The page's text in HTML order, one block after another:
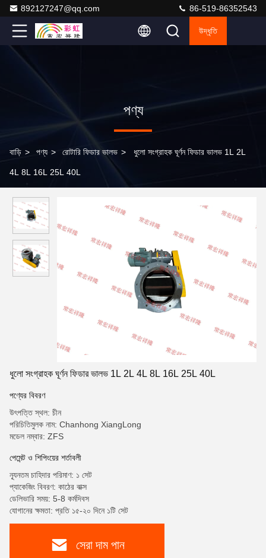
892127247@qq.com 86-519-86352543
উদ্ধৃতি
পণ্য
বাড়ি > পণ্য > রোটারি ফিডার ভালভ > ধুলো সংগ্রাহক ঘূর্ণন ফিডার ভালভ 1L 2L
4L 8L 16L 25L 40L
ধুলো সংগ্রাহক ঘূর্ণন ফিডার ভালভ 1L 2L 4L 8L 16L 25L 40L
পণ্যের বিবরণ
উৎপত্তি স্থল: চীন
পরিচিতিমুলক নাম: Chanhong XiangLong
মডেল নম্বার: ZFS
পেমেন্ট ও শিপিংয়ের শর্তাবলী
ন্যূনতম চাহিদার পরিমাণ: ১ সেট
প্যাকেজিং বিবরণ: কাঠের বাক্স
ডেলিভারি সময়: 5-8 কর্মদিবস
যোগানের ক্ষমতা: প্রতি ১৫-২০ দিনে ১টি সেট
সেরা দাম পান